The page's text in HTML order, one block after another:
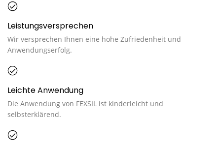
Leistungsversprechen
Wir versprechen Ihnen eine hohe Zufriedenheit und
Anwendungserfolg.
Leichte Anwendung
Die Anwendung von FEXSIL ist kinderleicht und
selbsterklärend.